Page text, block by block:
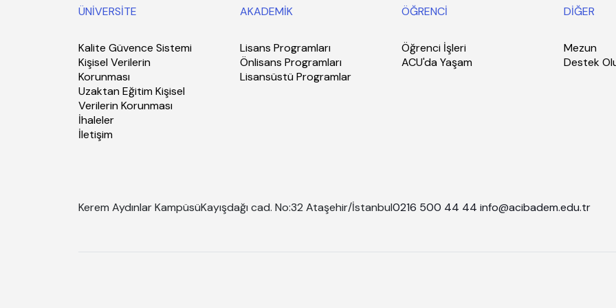
ÜNİVERSİTE
Kalite Güvence Sistemi
Kişisel Verilerin
Korunması
Uzaktan Eğitim Kişisel
Verilerin Korunması
İhaleler
İletişim
AKADEMİK
Lisans Programları
Önlisans Programları
Lisansüstü Programlar
ÖĞRENCİ
Öğrenci İşleri
ACU'da Yaşam
DİĞER
Mezun
Destek
Kerem Aydınlar KampüsüKayışdağı cad. No:32 Ataşehir/İstanbul0216 500 44 44 info@acibadem.edu.tr